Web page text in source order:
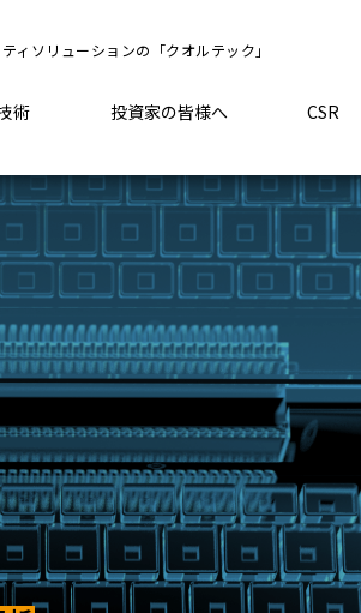
ィソリューションの「クオルテック」
術 投資家の皆様へ CSR